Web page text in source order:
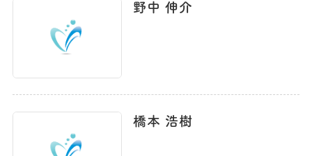
野中 伸介
橋本 浩樹